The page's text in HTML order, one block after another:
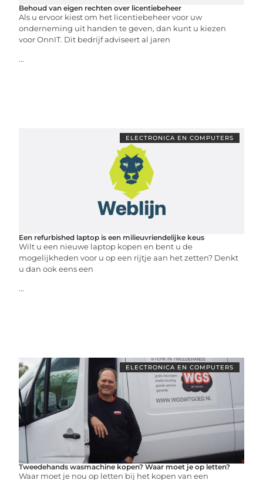
Behoud van eigen rechten over licentiebeheer
Als u ervoor kiest om het licentiebeheer voor uw
onderneming uit handen te geven, dan kunt u kiezen
voor OnnIT. Dit bedrijf adviseert al jaren
...
ELECTRONICA EN COMPUTERS
Een refurbished laptop is een milieuvriendelijke keus
Wilt u een nieuwe laptop kopen en bent u de
mogelijkheden voor u op een rijtje aan het zetten? Denkt
u dan ook eens een
...
ELECTRONICA EN COMPUTERS
Tweedehands wasmachine kopen? Waar moet je op letten?
Waar moet je nou op letten bij het kopen van een